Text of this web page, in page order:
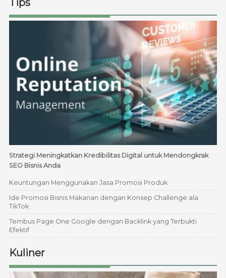
Strategi Meningkatkan Kredibilitas Digital untuk Mendongkrak
SEO Bisnis Anda
Keuntungan Menggunakan Jasa Promosi Produk
Ide Promosi Bisnis Makanan dengan Konsep Challenge ala
TikTok
Tembus Page One Google dengan Backlink yang Terbukti
Efektif
Kuliner